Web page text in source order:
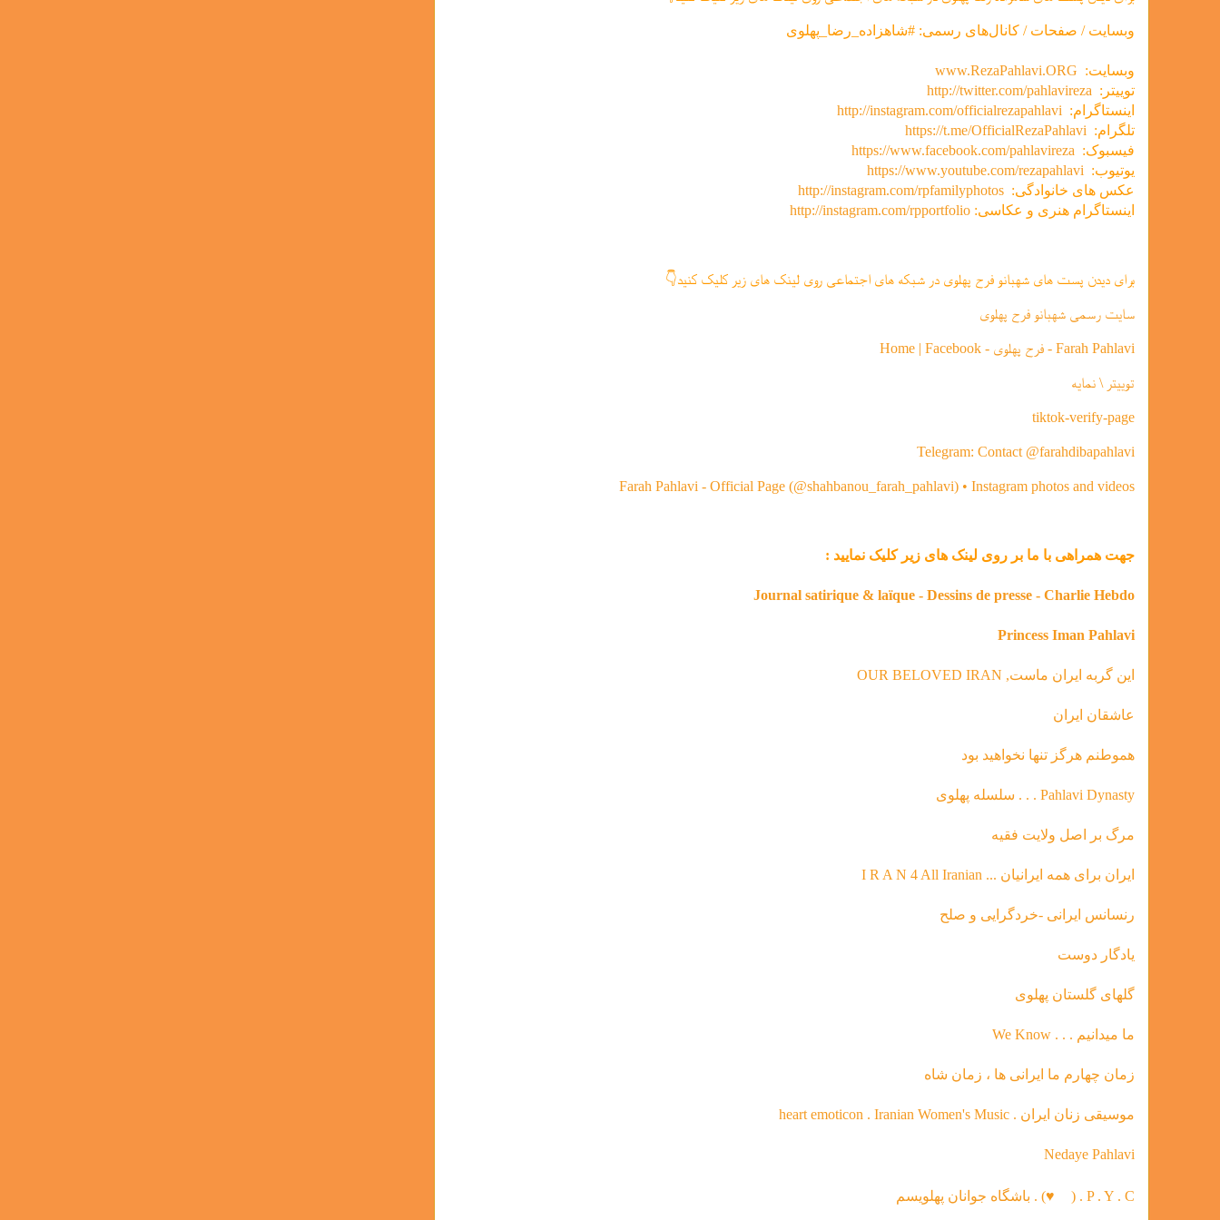
وبسایت / صفحات / کانال‌های رسمی: #شاهزاده_رضا_پهلوی
وبسایت: www.RezaPahlavi.ORG
توییتر: http://twitter.com/pahlavireza
اینستاگرام: http://instagram.com/officialrezapahlavi
تلگرام: https://t.me/OfficialRezaPahlavi
فیسبوک: https://www.facebook.com/pahlavireza
یوتیوب: https://www.youtube.com/rezapahlavi
عکس های خانوادگی: http://instagram.com/rpfamilyphotos
اینستاگرام هنری و عکاسی: http://instagram.com/rpportfolio
برای دیدن پست های شهبانو فرح پهلوی در شبکه های اجتماعی روی لینک های زیر کلیک کنید👇
سایت رسمی شهبانو فرح پهلوی
Farah Pahlavi - فرح پهلوی - Home | Facebook
توییتر \ نمایه
tiktok-verify-page
Telegram: Contact @farahdibapahlavi
Farah Pahlavi - Official Page (@shahbanou_farah_pahlavi) • Instagram photos and videos
جهت همراهی با ما بر روی لینک های زیر کلیک نمایید :
Journal satirique & laïque - Dessins de presse - Charlie Hebdo
Princess Iman Pahlavi
این گربه ایران ماست, OUR BELOVED IRAN
عاشقان ایران
هموطنم هرگز تنها نخواهید بود
Pahlavi Dynasty . . . سلسله‌ پهلوی
مرگ بر اصل ولایت فقیه
ایران برای همه ایرانیان ... I R A N 4 All Iranian
رنسانس ایرانی -خردگرایی و صلح
يادگار دوست
گلهاى گلستان پهلوى
ما ميدانيم . . . We Know
زمان چهارم ما ايرانى ها ، زمان شاه
موسیقی‌ زنان ایران . heart emoticon . Iranian Women's Music
Nedaye Pahlavi
P . Y . C . (
♥) . باشگاه جوانان پهلویسم